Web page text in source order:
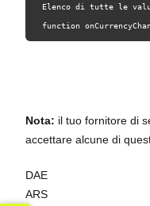
Elenco di tutte le
function
Nota: il tuo fornitore di
accettare alcune di
DAE
ARS